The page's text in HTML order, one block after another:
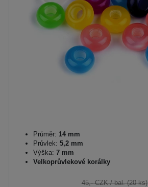
Průměr: 14 mm
Průvlek: 5,2 mm
Výška: 7 mm
Velkoprůvlekové korálky
45,- CZK/ bal. (20 ks)